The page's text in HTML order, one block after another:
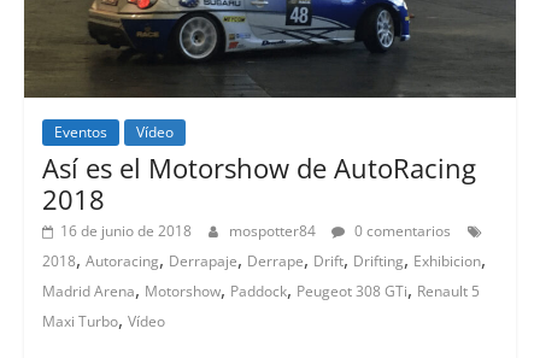
Eventos Vídeo
Así es el Motorshow de AutoRacing
2018
16 de junio de 2018 mospotter84
0 comentarios
2018, Autoracing, Derrapaje, Derrape, Drift, Drifting, Exhibicion,
Madrid Arena, Motorshow, Paddock, Peugeot 308 GTi, Renault 5
Maxi Turbo, Vídeo